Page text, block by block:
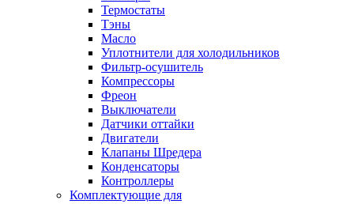
Термостаты
Тэны
Масло
Уплотнители для холодильников
Фильтр-осушитель
Компрессоры
Фреон
Выключатели
Датчики оттайки
Двигатели
Клапаны Шредера
Конденсаторы
Контроллеры
Комплектующие для